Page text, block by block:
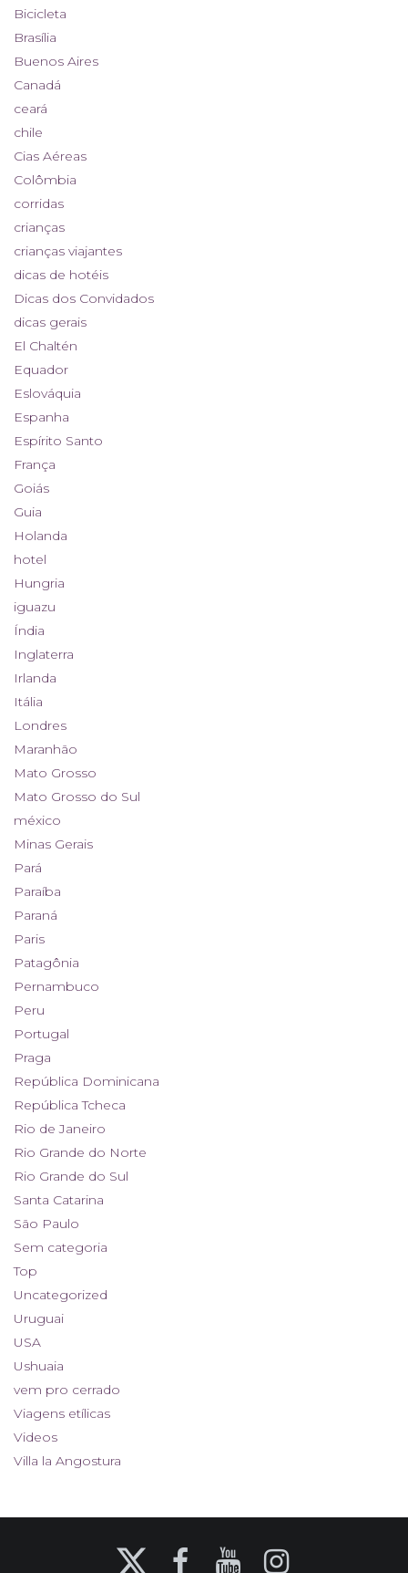
Bicicleta
Brasília
Buenos Aires
Canadá
ceará
chile
Cias Aéreas
Colômbia
corridas
crianças
crianças viajantes
dicas de hotéis
Dicas dos Convidados
dicas gerais
El Chaltén
Equador
Eslováquia
Espanha
Espírito Santo
França
Goiás
Guia
Holanda
hotel
Hungria
iguazu
Índia
Inglaterra
Irlanda
Itália
Londres
Maranhão
Mato Grosso
Mato Grosso do Sul
méxico
Minas Gerais
Pará
Paraíba
Paraná
Paris
Patagônia
Pernambuco
Peru
Portugal
Praga
República Dominicana
República Tcheca
Rio de Janeiro
Rio Grande do Norte
Rio Grande do Sul
Santa Catarina
São Paulo
Sem categoria
Top
Uncategorized
Uruguai
USA
Ushuaia
vem pro cerrado
Viagens etílicas
Videos
Villa la Angostura